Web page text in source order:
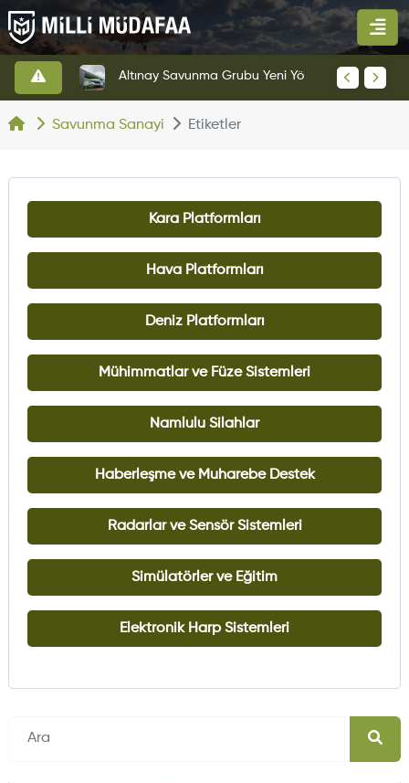
Savunma Sanayi Etiketler
Kara Platformları
Hava Platformları
Deniz Platformları
Mühimmatlar ve Füze Sistemleri
Namlulu Silahlar
Haberleşme ve Muharebe Destek
Radarlar ve Sensör Sistemleri
Simülatörler ve Eğitim
Elektronik Harp Sistemleri